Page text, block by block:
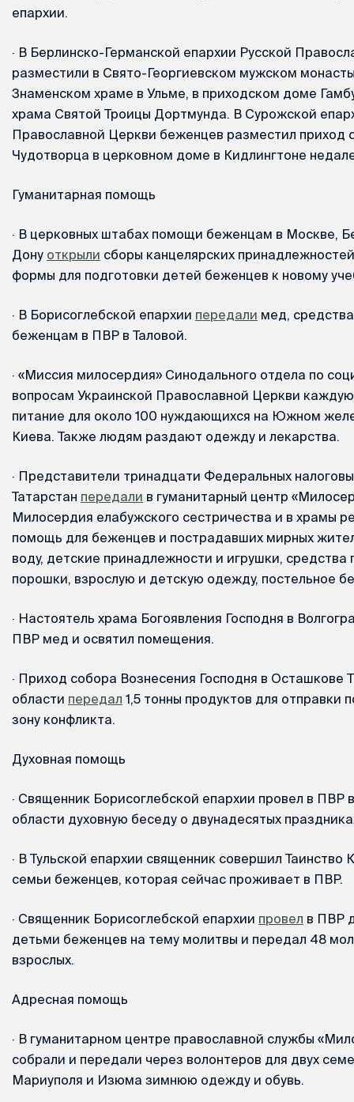
епархии.
· В Берлинско-Германской епархии Русской
разместили в Свято-Георгиевском мужском
Знаменском храме в Ульме, в приходском доме
храма Святой Троицы Дортмунда. В Сурожской
Православной Церкви беженцев разместил приход
Чудотворца в церковном доме в Кидлингтоне
Гуманитарная помощь
· В церковных штабах помощи беженцам в Москве,
Дону открыли сборы канцелярских
формы для подготовки детей беженцев к новому
· В Борисоглебской епархии передали мед,
беженцам в ПВР в Таловой.
· «Миссия милосердия» Синодального отдела по
вопросам Украинской Православной Церкви
питание для около 100 нуждающихся на Южном
Киева. Также людям раздают одежду и лекарства.
· Представители тринадцати Федеральных
Татарстан передали в гуманитарный центр
Милосердия елабужского сестричества и в храмы
помощь для беженцев и пострадавших мирных
воду, детские принадлежности и игрушки, средства
порошки, взрослую и детскую одежду, постельное
· Настоятель храма Богоявления Господня в
ПВР мед и освятил помещения.
· Приход собора Вознесения Господня в Осташкове
области передал 1,5 тонны продуктов для
зону конфликта.
Духовная помощь
· Священник Борисоглебской епархии провел в ПВР
области духовную беседу о двунадесятых
· В Тульской епархии священник совершил Таинство
семьи беженцев, которая сейчас проживает в ПВР.
· Священник Борисоглебской епархии провел в ПВР
детьми беженцев на тему молитвы и передал 48
взрослых.
Адресная помощь
· В гуманитарном центре православной службы
собрали и передали через волонтеров для двух
Мариуполя и Изюма зимнюю одежду и обувь.